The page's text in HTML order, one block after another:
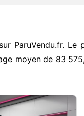
ParuVendu.fr. Le
moyen de 83